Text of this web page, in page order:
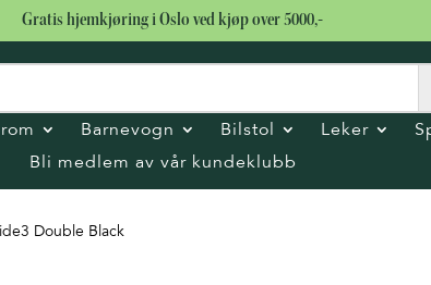
Gratis hjemkjøring i Oslo ved kjøp over 5000,-
Barnevogn Bilstol Leker
Bli medlem av vår kundeklubb
Double Black